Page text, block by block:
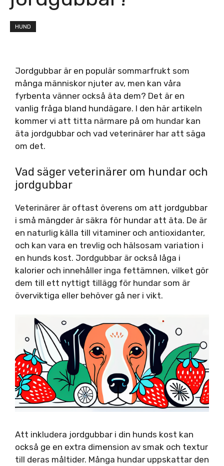
HUND
Jordgubbar är en populär sommarfrukt som
många människor njuter av, men kan våra
fyrbenta vänner också äta dem? Det är en
vanlig fråga bland hundägare. I den här artikeln
kommer vi att titta närmare på om hundar kan
äta jordgubbar och vad veterinärer har att säga
om det.
Vad säger veterinärer om hundar och
jordgubbar
Veterinärer är oftast överens om att jordgubbar
i små mängder är säkra för hundar att äta. De är
en naturlig källa till vitaminer och antioxidanter,
och kan vara en trevlig och hälsosam variation i
en hunds kost. Jordgubbar är också låga i
kalorier och innehåller inga fettämnen, vilket gör
dem till ett nyttigt tillägg för hundar som är
överviktiga eller behöver gå ner i vikt.
Att inkludera jordgubbar i din hunds kost kan
också ge en extra dimension av smak och textur
till deras måltider. Många hundar uppskattar den